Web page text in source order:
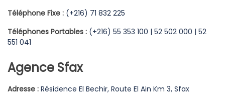
Téléphone Fixe : (+216) 71 832 225
Téléphones Portables : (+216) 55 353 100 | 52 502 000 | 52
551 041
Agence Sfax
Adresse : Résidence El Bechir, Route El Ain Km 3, Sfax